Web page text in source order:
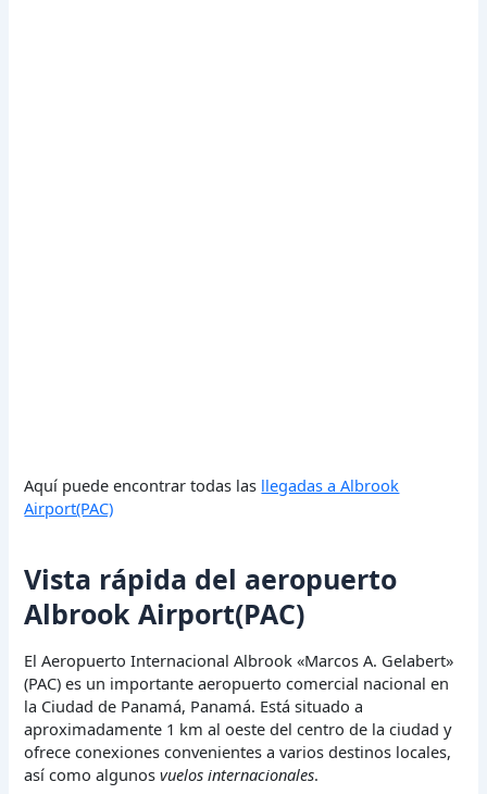
Aquí puede encontrar todas las llegadas a Albrook
Airport(PAC)
Vista rápida del aeropuerto
Albrook Airport(PAC)
El Aeropuerto Internacional Albrook «Marcos A. Gelabert»
(PAC) es un importante aeropuerto comercial nacional en
la Ciudad de Panamá, Panamá. Está situado a
aproximadamente 1 km al oeste del centro de la ciudad y
ofrece conexiones convenientes a varios destinos locales,
así como algunosvuelos internacionales.